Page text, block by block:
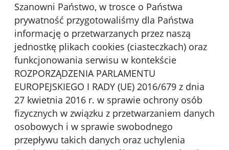
Szanowni Państwo, w trosce o Państwa
prywatność przygotowaliśmy dla Państwa
informację o przetwarzanych przez naszą
jednostkę plikach cookies (ciasteczkach) oraz
funkcjonowania serwisu w kontekście
ROZPORZĄDZENIA PARLAMENTU
EUROPEJSKIEGO I RADY (UE) 2016/679 z dnia
27 kwietnia 2016 r. w sprawie ochrony osób
fizycznych w związku z przetwarzaniem danych
osobowych i w sprawie swobodnego
przepływu takich danych oraz uchylenia